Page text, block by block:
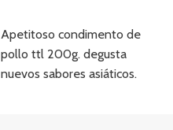
Apetitoso condimento de
pollo ttl 200g. degusta
nuevos sabores asiáticos.